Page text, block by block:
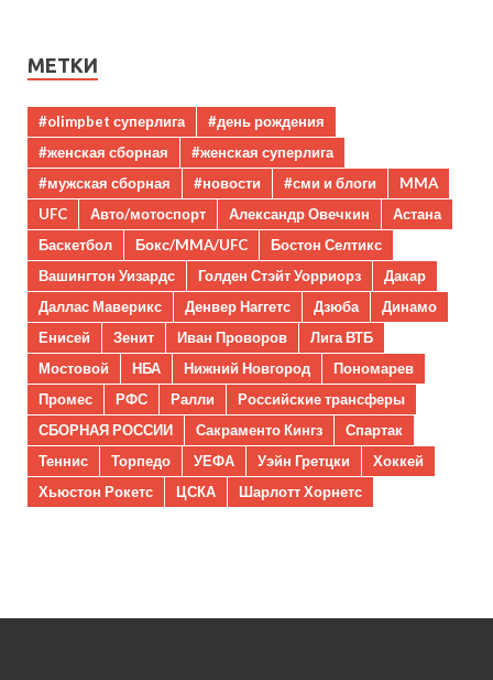
МЕТКИ
#olimpbet суперлига
#день рождения
#женская сборная
#женская суперлига
#мужская сборная
#новости #сми и блоги
MMA
UFC
Авто/мотоспорт Александр Овечкин
Астана
Баскетбол
Бокс/MMA/UFC
Бостон Селтикс
Вашингтон Уизардс
Голден Стэйт Уорриорз
Дакар
Даллас Маверикс
Денвер Наггетс Дзюба
Динамо
Енисей
Зенит Иван Проворов
Лига ВТБ
Мостовой
НБА Нижний Новгород
Пономарев
Промес
РФС Ралли
Российские трансферы
СБОРНАЯ РОССИИ
Сакраменто Кингз
Спартак
Теннис
Торпедо УЕФА Уэйн Гретцки
Хоккей
Хьюстон Рокетс
ЦСКА Шарлотт Хорнетс